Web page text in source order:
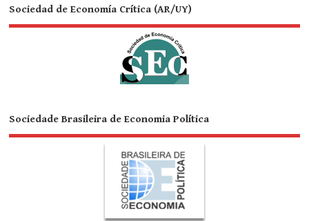
Sociedad de Economía Crítica (AR/UY)
Sociedade Brasileira de Economia Política